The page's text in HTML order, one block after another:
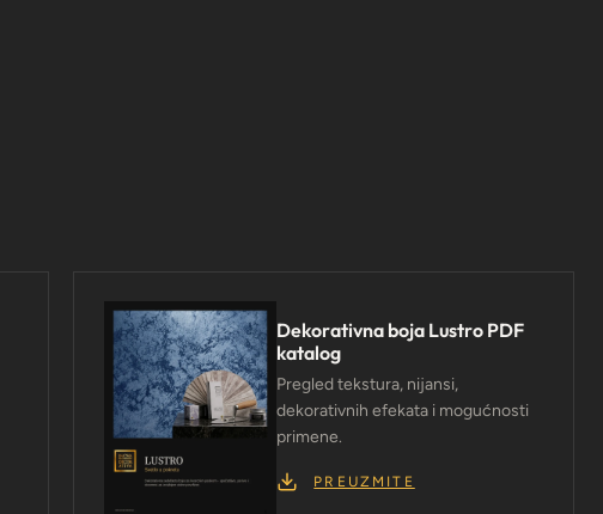
Dekorativna boja Lustro PDF
katalog
Pregled tekstura, nijansi,
dekorativnih efekata i mogućnosti
primene.
PREUZMITE